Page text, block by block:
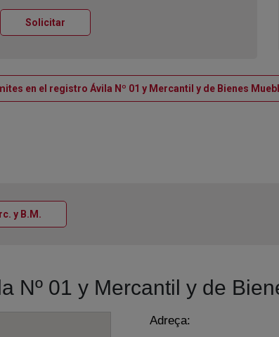
SolicitarVentana nueva
en el registro Ávila Nº 01 y Mercantil y de Bienes
y B.M.
Nº 01 y Mercantil y de
Adreça: